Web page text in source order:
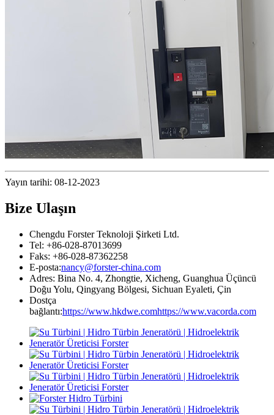
Yayın tarihi: 08-12-2023
Bize Ulaşın
Chengdu Forster Teknoloji Şirketi Ltd.
Tel: +86-028-87013699
Faks: +86-028-87362258
E-posta:nancy@forster-china.com
Adres: Bina No. 4, Zhongtie, Xicheng, Guanghua Üçüncü
Doğu Yolu, Qingyang Bölgesi, Sichuan Eyaleti, Çin
Dostça
bağlantı:https://www.hkdwe.comhttps://www.vacorda.com